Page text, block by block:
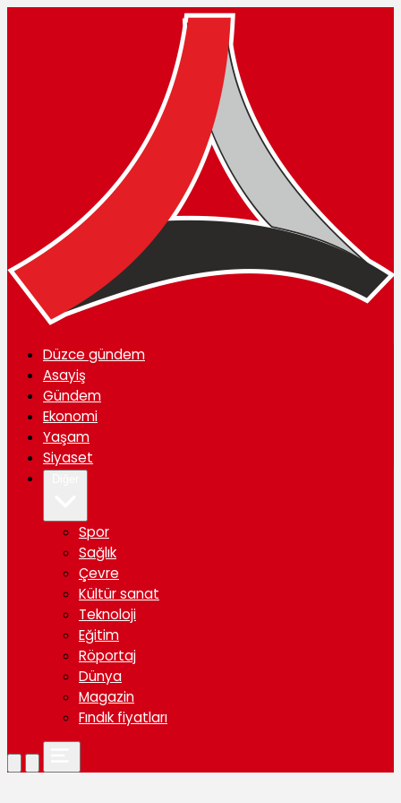
Düzce gündem
Asayiş
Gündem
Ekonomi
Yaşam
Siyaset
Spor
Sağlık
Çevre
Kültür sanat
Teknoloji
Eğitim
Röportaj
Dünya
Magazin
Fındık fiyatları